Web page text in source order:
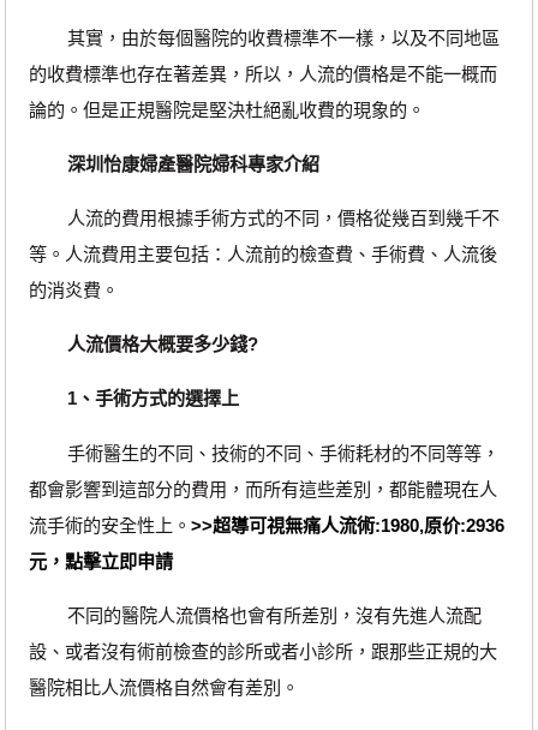
其實，由於每個醫院的收費標準不一樣，以及不同地區
的收費標準也存在著差異，所以，人流的價格是不能一概而
論的。但是正規醫院是堅決杜絕亂收費的現象的。
深圳怡康婦產醫院婦科專家介紹
人流的費用根據手術方式的不同，價格從幾百到幾千不
等。人流費用主要包括：人流前的檢查費、手術費、人流後
的消炎費。
人流價格大概要多少錢?
1、手術方式的選擇上
手術醫生的不同、技術的不同、手術耗材的不同等等，
都會影響到這部分的費用，而所有這些差別，都能體現在人
流手術的安全性上。 >>超導可視無痛人流術:1980,原价:2936
元，點擊立即申請
不同的醫院人流價格也會有所差別，沒有先進人流配
設、或者沒有術前檢查的診所或者小診所，跟那些正規的大
醫院相比人流價格自然會有差別。